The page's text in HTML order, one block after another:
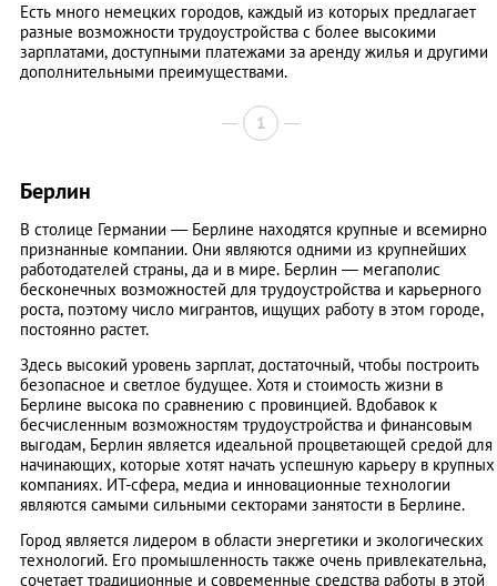
Есть много немецких городов, каждый из которых предлагает
разные возможности трудоустройства с более высокими
зарплатами, доступными платежами за аренду жилья и другими
дополнительными преимуществами.
1
Берлин
В столице Германии — Берлине находятся крупные и всемирно
признанные компании. Они являются одними из крупнейших
работодателей страны, да и в мире. Берлин — мегаполис
бесконечных возможностей для трудоустройства и карьерного
роста, поэтому число мигрантов, ищущих работу в этом городе,
постоянно растет.
Здесь высокий уровень зарплат, достаточный, чтобы построить
безопасное и светлое будущее. Хотя и стоимость жизни в
Берлине высока по сравнению с провинцией. Вдобавок к
бесчисленным возможностям трудоустройства и финансовым
выгодам, Берлин является идеальной процветающей средой для
начинающих, которые хотят начать успешную карьеру в крупных
компаниях. ИТ-сфера, медиа и инновационные технологии
являются самыми сильными секторами занятости в Берлине.
Город является лидером в области энергетики и экологических
технологий. Его промышленность также очень привлекательна,
сочетает традиционные и современные средства работы в этой